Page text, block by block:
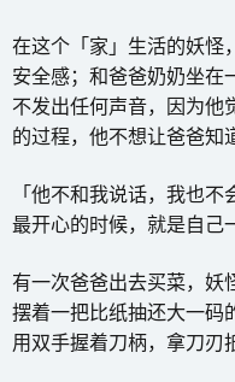
在这个「家」生活的妖怪
安全感；和爸爸奶奶坐在
不发出任何声音，因为他
的过程，他不想让爸爸知
「他不和我说话，我也
最开心的时候，就是自己
有一次爸爸出去买菜，妖
摆着一把比纸抽还大一码
用双手握着刀柄，拿刀刃